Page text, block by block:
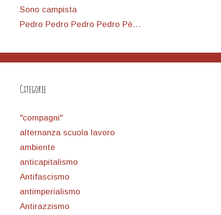
Sono campista
Pedro Pedro Pedro Pedro Pè…
Categorie
"compagni"
alternanza scuola lavoro
ambiente
anticapitalismo
Antifascismo
antimperialismo
Antirazzismo